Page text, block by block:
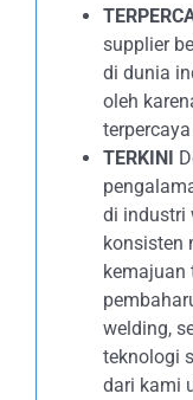
supplier
di dunia
oleh
TERKINI
di industri
konsisten
kemajuan
welding,
teknologi
dari kami